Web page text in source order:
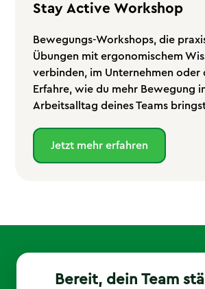
Stay Active Workshop
Bewegungs-Workshops, die
Übungen mit ergonomischem
verbinden, im Unternehmen oder
Erfahre, wie du mehr Bewegung
Arbeitsalltag deines Teams
Jetzt mehr erfahren
Bereit, dein Team